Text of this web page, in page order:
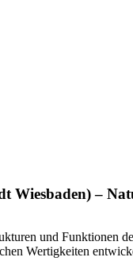
Wiesbaden) –
und
Wertigkeiten